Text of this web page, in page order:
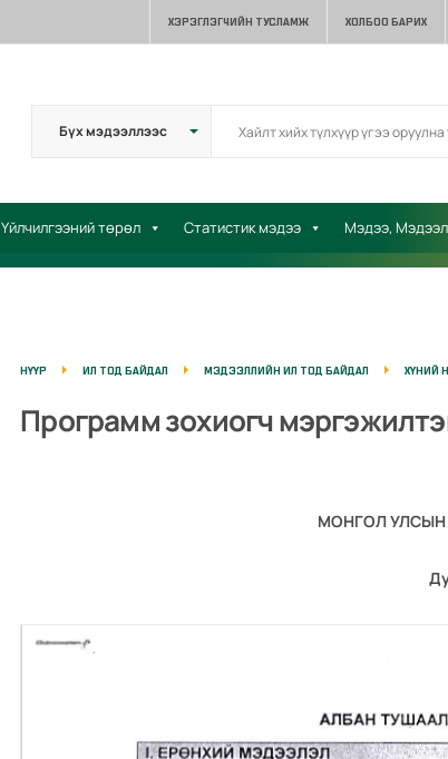
ХЭРЭГЛЭГЧИЙН ТУСЛАМЖ ХОЛБОО БАРИХ
Үйлчилгээний төрөл Статистик мэдээ Мэдээ,
НҮҮР ИЛ ТОД БАЙДАЛ МЭДЭЭЛЛИЙН ИЛ ТОД БАЙДАЛ ХҮНИЙ
Программ зохиогч
МОНГОЛ УЛСЫН